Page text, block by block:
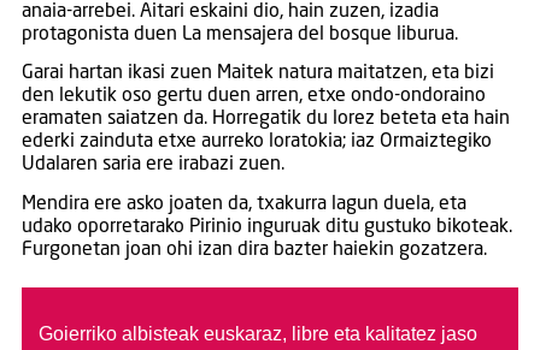
anaia-arrebei. Aitari eskaini dio, hain zuzen, izadia
protagonista duen La mensajera del bosque liburua.
Garai hartan ikasi zuen Maitek natura maitatzen, eta bizi
den lekutik oso gertu duen arren, etxe ondo-ondoraino
eramaten saiatzen da. Horregatik du lorez beteta eta hain
ederki zainduta etxe aurreko loratokia; iaz Ormaiztegiko
Udalaren saria ere irabazi zuen.
Mendira ere asko joaten da, txakurra lagun duela, eta
udako oporretarako Pirinio inguruak ditu gustuko bikoteak.
Furgonetan joan ohi izan dira bazter haiekin gozatzera.
Goierriko albisteak euskaraz, libre eta kalitatez jaso